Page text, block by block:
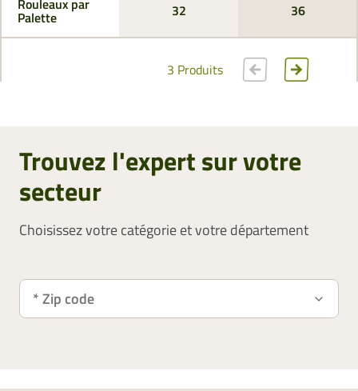
Palette 32 36
3 Produits
Trouvez l'expert sur votre
secteur
Choisissez votre catégorie et votre département